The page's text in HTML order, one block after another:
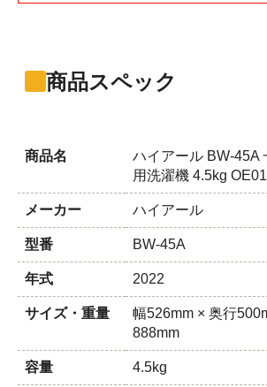
商品スペック
商品名
ハイアール BW-45A
用洗濯機 4.5kg
メーカー ハイアール
型番 BW-45A
年式 2022
サイズ・重量
幅526mm × 奥行
888mm
容量 4.5kg